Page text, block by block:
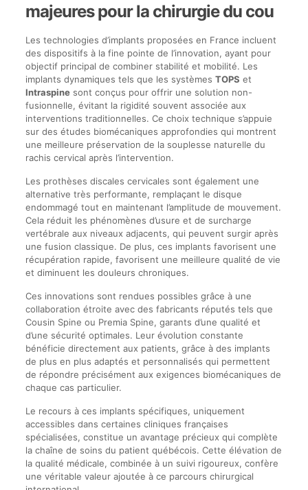
majeures pour la chirurgie du cou
Les technologies d’implants proposées en France incluent
des dispositifs à la fine pointe de l’innovation, ayant pour
objectif principal de combiner stabilité et mobilité. Les
implants dynamiques tels que les systèmes TOPS et
Intraspinesont conçus pour offrir une solution non-
fusionnelle, évitant la rigidité souvent associée aux
interventions traditionnelles. Ce choix technique s’appuie
sur des études biomécaniques approfondies qui montrent
une meilleure préservation de la souplesse naturelle du
rachis cervical après l’intervention.
Les prothèses discales cervicales sont également une
alternative très performante, remplaçant le disque
endommagé tout en maintenant l’amplitude de mouvement.
Cela réduit les phénomènes d’usure et de surcharge
vertébrale aux niveaux adjacents, qui peuvent surgir après
une fusion classique. De plus, ces implants favorisent une
récupération rapide, favorisent une meilleure qualité de vie
et diminuent les douleurs chroniques.
Ces innovations sont rendues possibles grâce à une
collaboration étroite avec des fabricants réputés tels que
Cousin Spine ou Premia Spine, garants d’une qualité et
d’une sécurité optimales. Leur évolution constante
bénéficie directement aux patients, grâce à des implants
de plus en plus adaptés et personnalisés qui permettent
de répondre précisément aux exigences biomécaniques de
chaque cas particulier.
Le recours à ces implants spécifiques, uniquement
accessibles dans certaines cliniques françaises
spécialisées, constitue un avantage précieux qui complète
la chaîne de soins du patient québécois. Cette élévation de
la qualité médicale, combinée à un suivi rigoureux, confère
une véritable valeur ajoutée à ce parcours chirurgical